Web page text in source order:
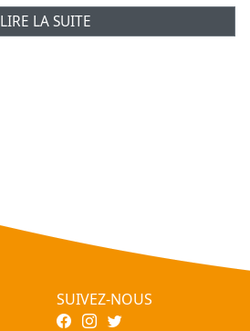
LIRE LA SUITE
SUIVEZ-NOUS